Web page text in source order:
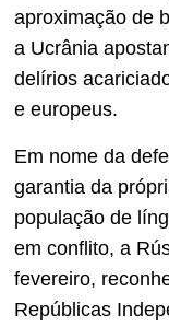
aproximação de
a Ucrânia
delírios
e europeus.
Em nome da
garantia da
população de
em conflito, a
fevereiro,
Repúblicas